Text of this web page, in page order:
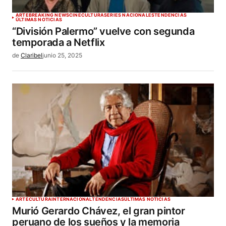
ARTEBREAKING NEWSCINECULTURASERIES NACIONALESTENDENCIAS
ÚLTIMAS NOTICIAS
“División Palermo” vuelve con segunda
temporada a Netflix
de Claribeljunio 25, 2025
ARTECULTURAINTERNACIONALTENDENCIASÚLTIMAS NOTICIAS
Murió Gerardo Chávez, el gran pintor
peruano de los sueños y la memoria